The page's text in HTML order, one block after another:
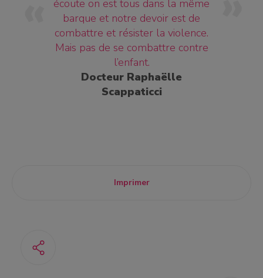
écoute on est tous dans la même
barque et notre devoir est de
combattre et résister la violence.
Mais pas de se combattre contre
l’enfant.
Docteur Raphaëlle
Scappaticci
Imprimer